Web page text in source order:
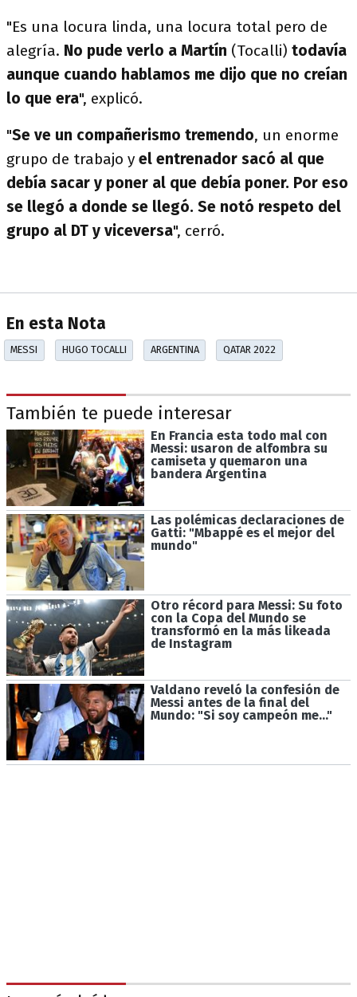
"Es una locura linda, una locura total pero de
alegría. No pude verlo a Martín (Tocalli) todavía
aunque cuando hablamos me dijo que no creían
lo que era", explicó.
"Se ve un compañerismo tremendo, un enorme
grupo de trabajo y el entrenador sacó al que
debía sacar y poner al que debía poner. Por eso
se llegó a donde se llegó. Se notó respeto del
grupo al DT y viceversa", cerró.
En esta Nota
MESSI HUGO TOCALLI ARGENTINA QATAR 2022
También te puede interesar
En Francia esta todo mal con
Messi: usaron de alfombra su
camiseta y quemaron una
bandera Argentina
Las polémicas declaraciones de
Gatti: "Mbappé es el mejor del
mundo"
Otro récord para Messi: Su foto
con la Copa del Mundo se
transformó en la más likeada
de Instagram
Valdano reveló la confesión de
Messi antes de la final del
Mundo: "Si soy campeón me..."